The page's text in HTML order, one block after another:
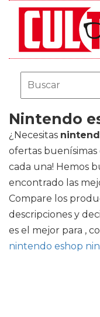
Nintendo
¿Necesitas
ofertas buenísimas
cada una! Hemos
encontrado las
Compare los
descripciones y
es el mejor para ,
nintendo eshop